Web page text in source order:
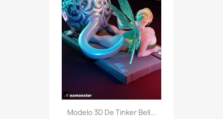
Modelo 3D De Tinker Bell...